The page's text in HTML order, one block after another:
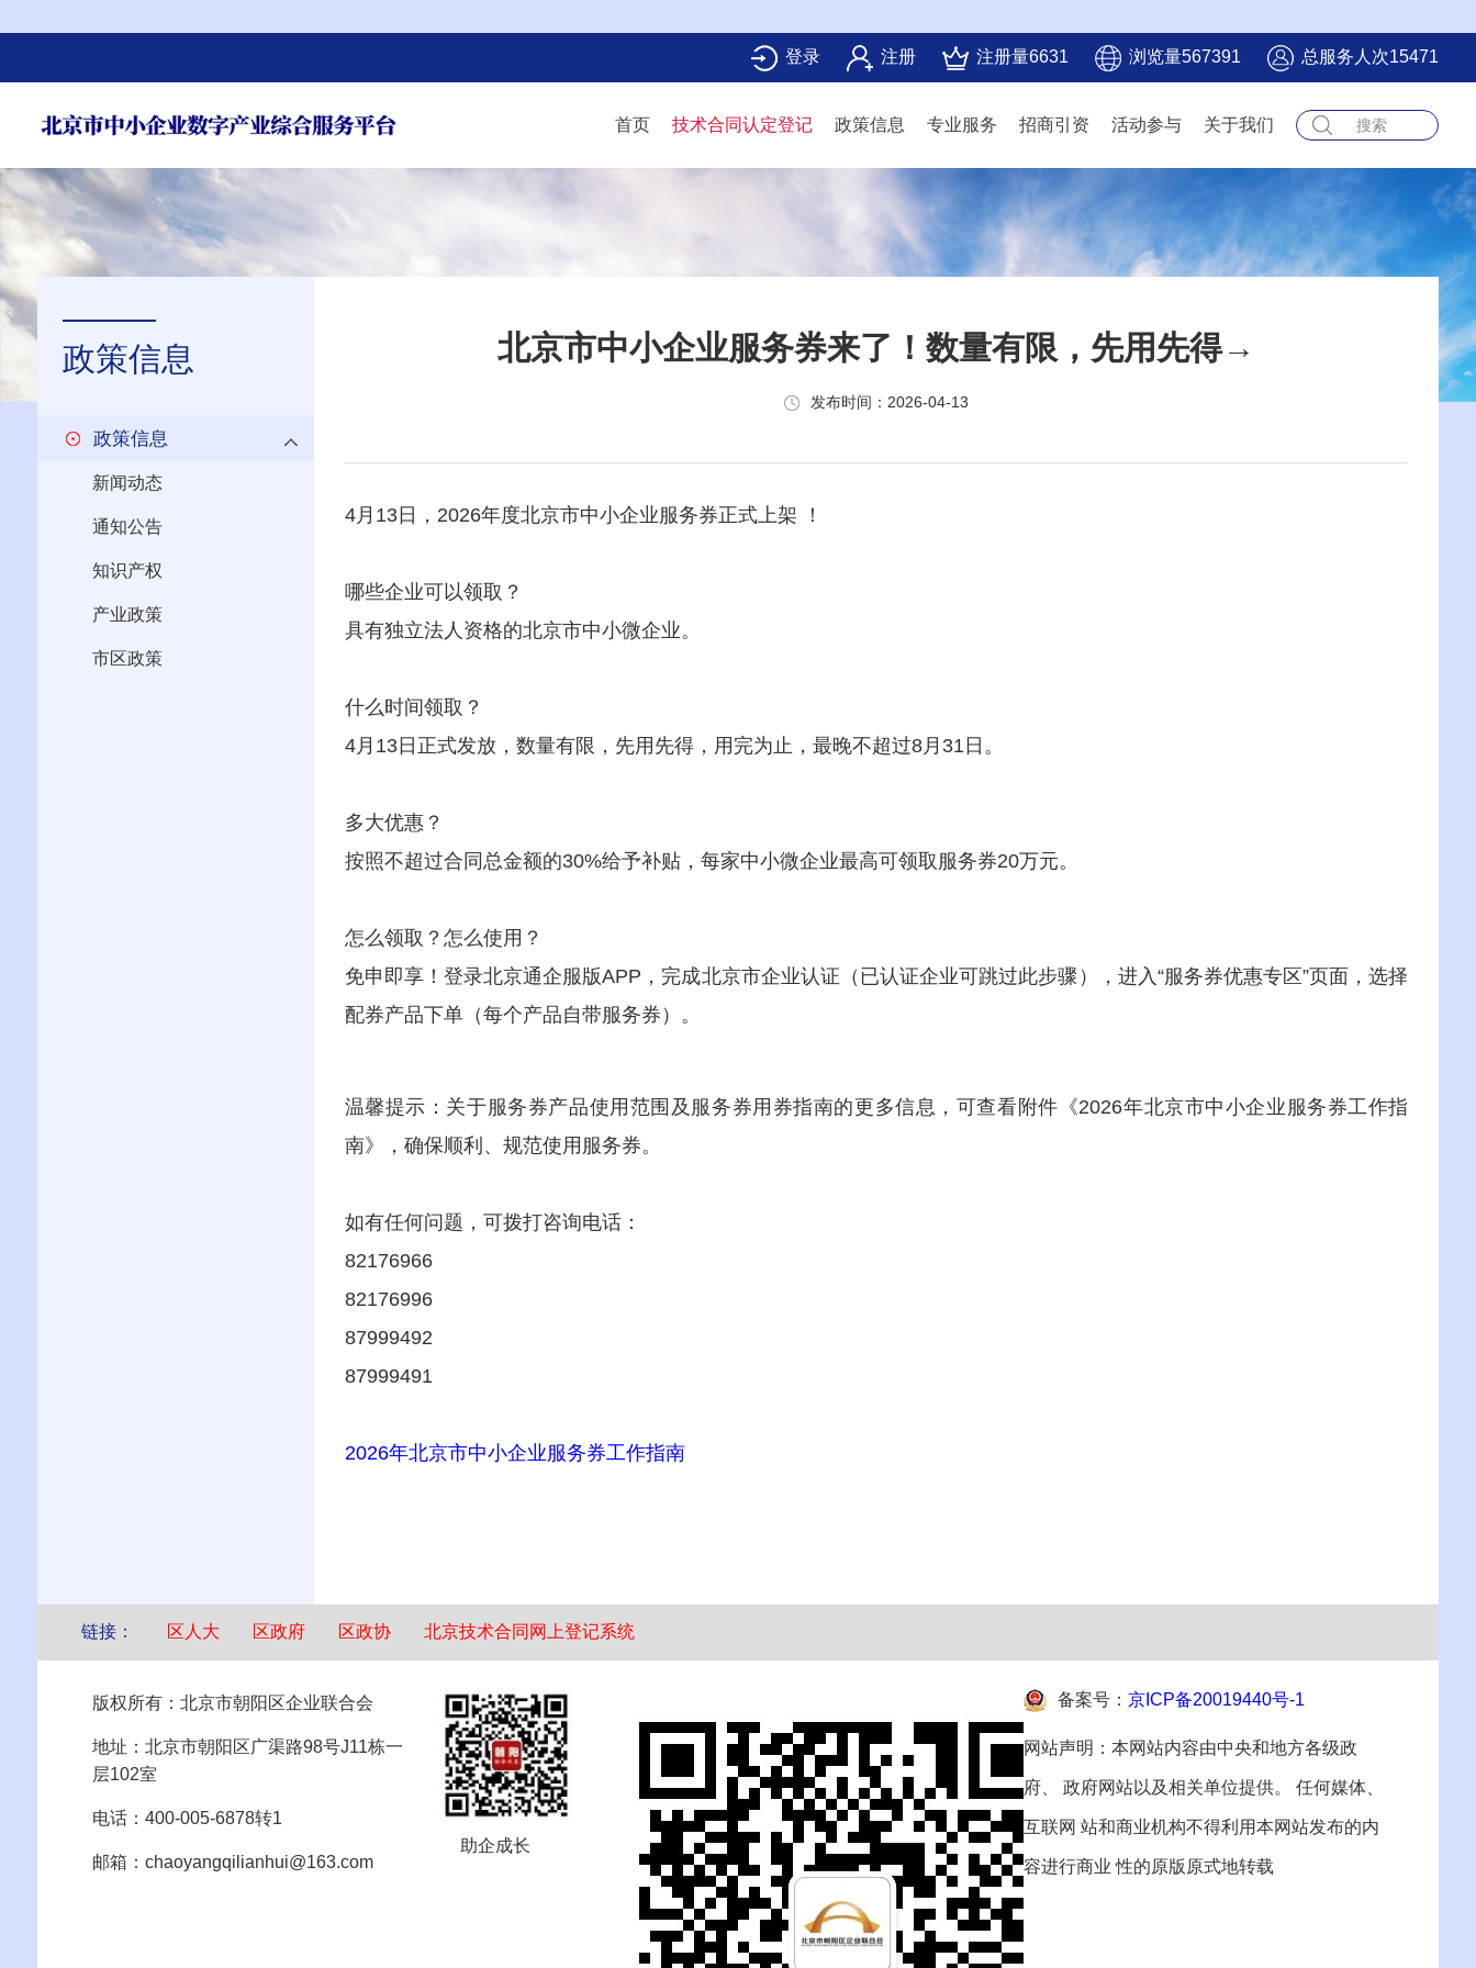
登录 注册 注册量6631 浏览量567391 总服务人次15471
首页 技术合同认定登记 政策信息 专业服务 招商引资 活动参与 关于我们
政策信息
政策信息
新闻动态
通知公告
知识产权
产业政策
市区政策
北京市中小企业服务券来了！数量有限，先用先得→
发布时间：2026-04-13
4月13日， 2026年度北京市中小企业服务券正式上架 ！
哪些企业可以领取？
具有独立法人资格的北京市中小微企业。
什么时间领取？
4月13日 正式发放，数量有限，先用先得，用完为止，最晚不超过8月31日 。
多大优惠？
按照不超过合同总金额的30%给予补贴，每家中小微企业最高可领取服务券20万元。
怎么领取？怎么使用？
免申即享！ 登录北京通企服版APP ，完成北京市企业认证（已认证企业可跳过此步骤）， 进入“服务券优惠专区”页面，选择
配券产品下单（每个产品自带服务券）。
温馨提示：关于服务券产品使用范围 及服务券用券指南的更多信息，可查看附件《2026年北京市中小企业服务券工作指
南》，确保顺利、规范使用服务券。
如有任何问题，可拨打咨询电话：
82176966
82176996
87999492
87999491
2026年北京市中小企业服务券工作指南
链接： 区人大 区政府 区政协 北京技术合同网上登记系统
版权所有：北京市朝阳区企业联合会
地址：北京市朝阳区广渠路98号J11栋一
层102室
电话：400-005-6878转1
邮箱：chaoyangqilianhui@163.com
助企成长
备案号：京ICP备20019440号-1
网站声明：本网站内容由中央和地方各级政
府、 政府网站以及相关单位提供。 任何媒体、
互联网 站和商业机构不得利用本网站发布的内
容进行商业 性的原版原式地转载